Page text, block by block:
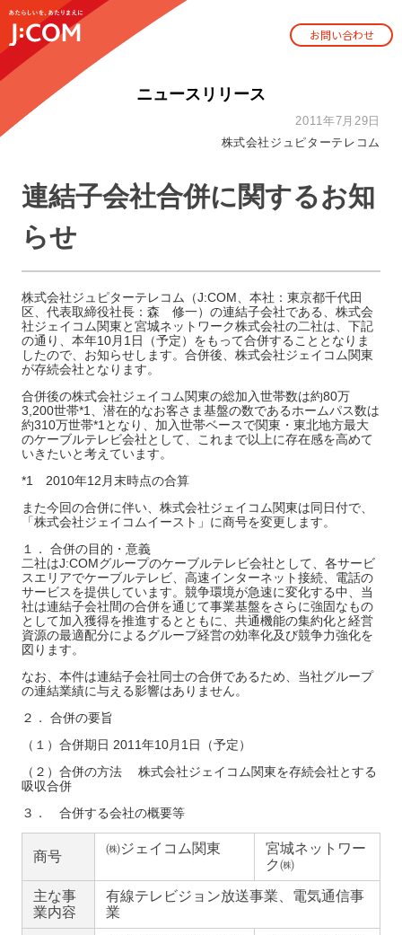
お問い合わせ
ニュースリリース
2011年7月29日
株式会社ジュピターテレコム
連結子会社合併に関するお知
らせ
株式会社ジュピターテレコム（J:COM、本社：東京都千代田
区、代表取締役社長：森 修一）の連結子会社である、株式会
社ジェイコム関東と宮城ネットワーク株式会社の二社は、下記
の通り、本年10月1日（予定）をもって合併することとなりま
したので、お知らせします。合併後、株式会社ジェイコム関東
が存続会社となります。
合併後の株式会社ジェイコム関東の総加入世帯数は約80万
3,200世帯*1、潜在的なお客さま基盤の数であるホームパス数は
約310万世帯*1となり、加入世帯ベースで関東・東北地方最大
のケーブルテレビ会社として、これまで以上に存在感を高めて
いきたいと考えています。
*1 2010年12月末時点の合算
また今回の合併に伴い、株式会社ジェイコム関東は同日付で、
「株式会社ジェイコムイースト」に商号を変更します。
１． 合併の目的・意義
二社はJ:COMグループのケーブルテレビ会社として、各サービ
スエリアでケーブルテレビ、高速インターネット接続、電話の
サービスを提供しています。競争環境が急速に変化する中、当
社は連結子会社間の合併を通じて事業基盤をさらに強固なもの
として加入獲得を推進するとともに、共通機能の集約化と経営
資源の最適配分によるグループ経営の効率化及び競争力強化を
図ります。
なお、本件は連結子会社同士の合併であるため、当社グループ
の連結業績に与える影響はありません。
２． 合併の要旨
（１）合併期日 2011年10月1日（予定）
（２）合併の方法 株式会社ジェイコム関東を存続会社とする
吸収合併
３． 合併する会社の概要等
商号
㈱ジェイコム関東
宮城ネットワー
ク㈱
主な事
業内容
有線テレビジョン放送事業、電気通信事
業